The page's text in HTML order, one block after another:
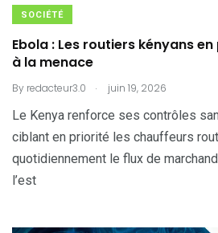
SOCIÉTÉ
Ebola : Les routiers kényans
à la menace
By redacteur3.0 . juin 19, 2026
Le Kenya renforce ses contrôles
ciblant en priorité les chauffeurs
quotidiennement le flux de
l’est